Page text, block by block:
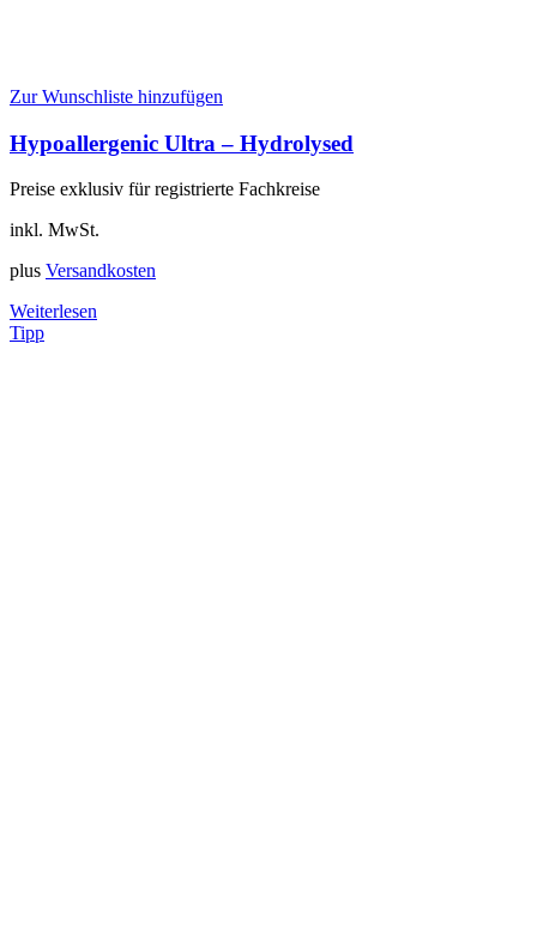
Zur Wunschliste hinzufügen
Hypoallergenic Ultra – Hydrolysed
Preise exklusiv für registrierte Fachkreise
inkl. MwSt.
plus Versandkosten
Weiterlesen
Tipp